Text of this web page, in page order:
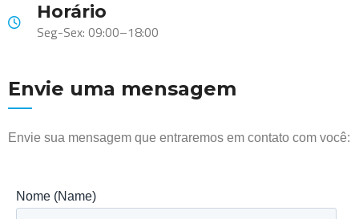
Horário
Seg-Sex: 09:00–18:00
Envie uma mensagem
Envie sua mensagem que entraremos em contato com você: